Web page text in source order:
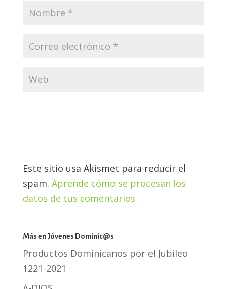
Este sitio usa Akismet para reducir el
spam. Aprende cómo se procesan los
datos de tus comentarios.
Más en Jóvenes Dominic@s
Productos Dominicanos por el Jubileo
1221-2021